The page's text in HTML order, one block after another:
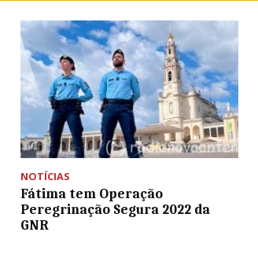
NOTÍCIAS
Fátima tem Operação
Peregrinação Segura 2022 da
GNR